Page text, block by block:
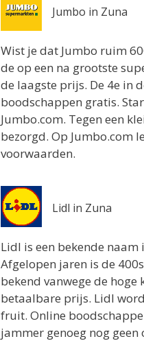
Jumbo in Zuna
Wist je dat Jumbo ruim
de op een na grootste
de laagste prijs. De 4e in
boodschappen gratis.
Jumbo.com. Tegen een
bezorgd. Op Jumbo.com
voorwaarden.
Lidl in Zuna
Lidl is een bekende
Afgelopen jaren is de
bekend vanwege de
betaalbare prijs. Lidl
fruit. Online
jammer genoeg nog geen